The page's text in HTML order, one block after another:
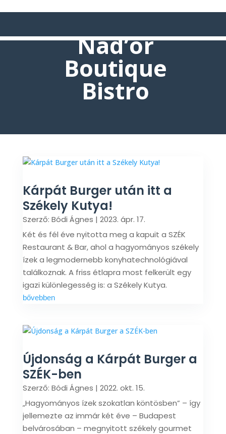
Nad’or
Boutique
Bistro
Kárpát Burger után itt a
Székely Kutya!
Szerző: Bódi Ágnes | 2023. ápr. 17.
Két és fél éve nyitotta meg a kapuit a SZÉK
Restaurant & Bar, ahol a hagyományos székely
ízek a legmodernebb konyhatechnológiával
találkoznak. A friss étlapra most felkerült egy
igazi különlegesség is: a Székely Kutya.
bővebben
Újdonság a Kárpát Burger a
SZÉK-ben
Szerző: Bódi Ágnes | 2022. okt. 15.
„Hagyományos ízek szokatlan köntösben” – így
jellemezte az immár két éve – Budapest
belvárosában – megnyitott székely gourmet